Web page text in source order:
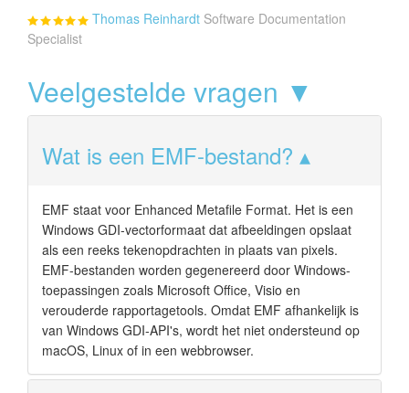
Thomas Reinhardt Software Documentation
Specialist
Veelgestelde vragen ▼
Wat is een EMF-bestand?
EMF staat voor Enhanced Metafile Format. Het is een
Windows GDI-vectorformaat dat afbeeldingen opslaat
als een reeks tekenopdrachten in plaats van pixels.
EMF-bestanden worden gegenereerd door Windows-
toepassingen zoals Microsoft Office, Visio en
verouderde rapportagetools. Omdat EMF afhankelijk is
van Windows GDI-API's, wordt het niet ondersteund op
macOS, Linux of in een webbrowser.